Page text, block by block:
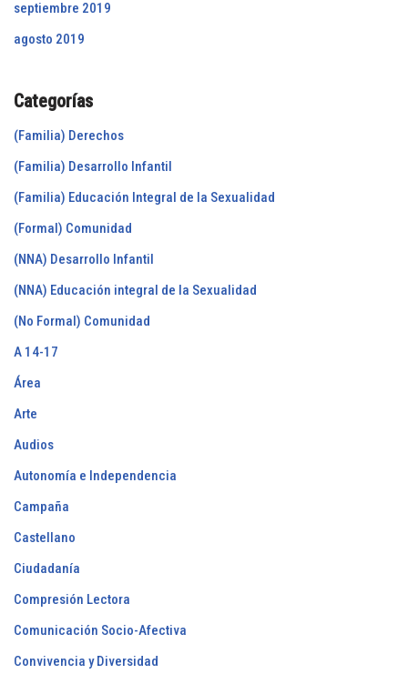
septiembre 2019
agosto 2019
Categorías
(Familia) Derechos
(Familia) Desarrollo Infantil
(Familia) Educación Integral de la Sexualidad
(Formal) Comunidad
(NNA) Desarrollo Infantil
(NNA) Educación integral de la Sexualidad
(No Formal) Comunidad
A 14-17
Área
Arte
Audios
Autonomía e Independencia
Campaña
Castellano
Ciudadanía
Compresión Lectora
Comunicación Socio-Afectiva
Convivencia y Diversidad